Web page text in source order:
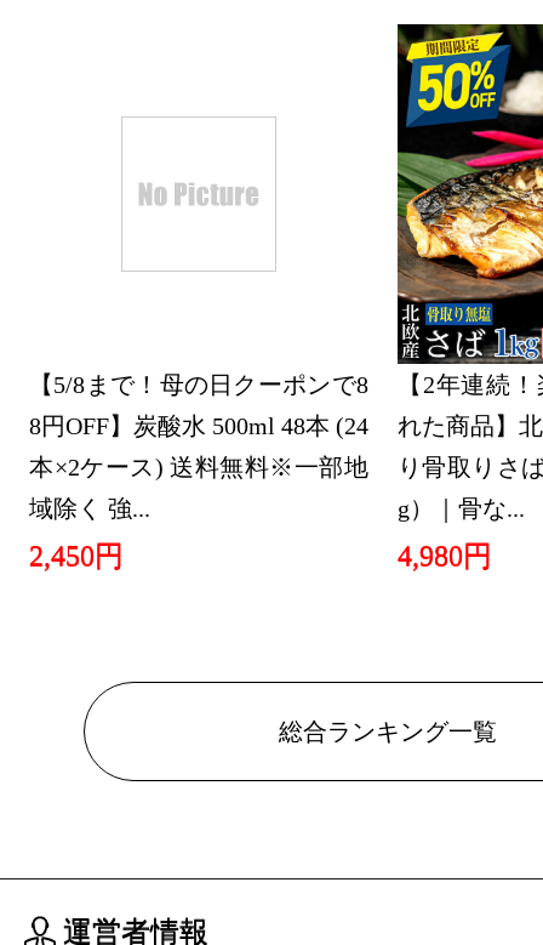
【5/8まで！母の日クーポンで8
8円OFF】炭酸水 500ml 48本 (24
本×2ケース) 送料無料※一部地
域除く 強...
2,450円
【2年連続
れた商品】
り骨取りさ
g）｜骨な...
4,980円
総合ランキング一覧
運営者情報